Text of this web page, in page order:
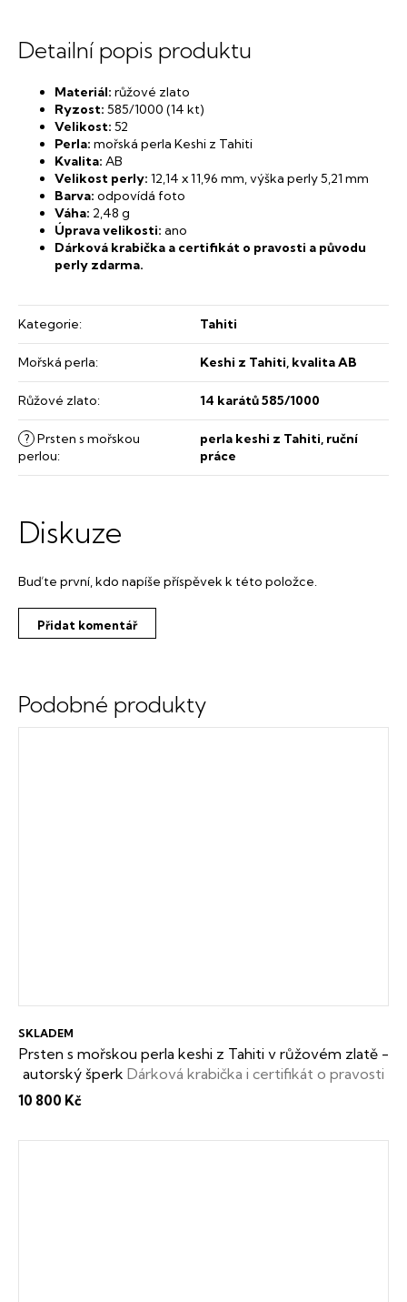
Detailní popis produktu
Materiál: růžové zlato
Ryzost: 585/1000 (14 kt)
Velikost: 52
Perla: mořská perla Keshi z Tahiti
Kvalita: AB
Velikost perly: 12,14 x 11,96 mm, výška perly 5,21 mm
Barva: odpovídá foto
Váha: 2,48 g
Úprava velikosti: ano
Dárková krabička a certifikát o pravosti a původu
perly zdarma.
Kategorie: Tahiti
Mořská perla: Keshi z Tahiti, kvalita AB
Růžové zlato: 14 karátů 585/1000
? Prsten s mořskou
perlou:
perla keshi z Tahiti, ruční
práce
Prsten s mořskou perla keshi z Tahiti v růžovém zlatě -
autorský šperk Dárková krabička i certifikát o pravosti
SKLADEM
10 800 Kč
Diskuze
Buďte první, kdo napíše příspěvek k této položce.
Přidat komentář